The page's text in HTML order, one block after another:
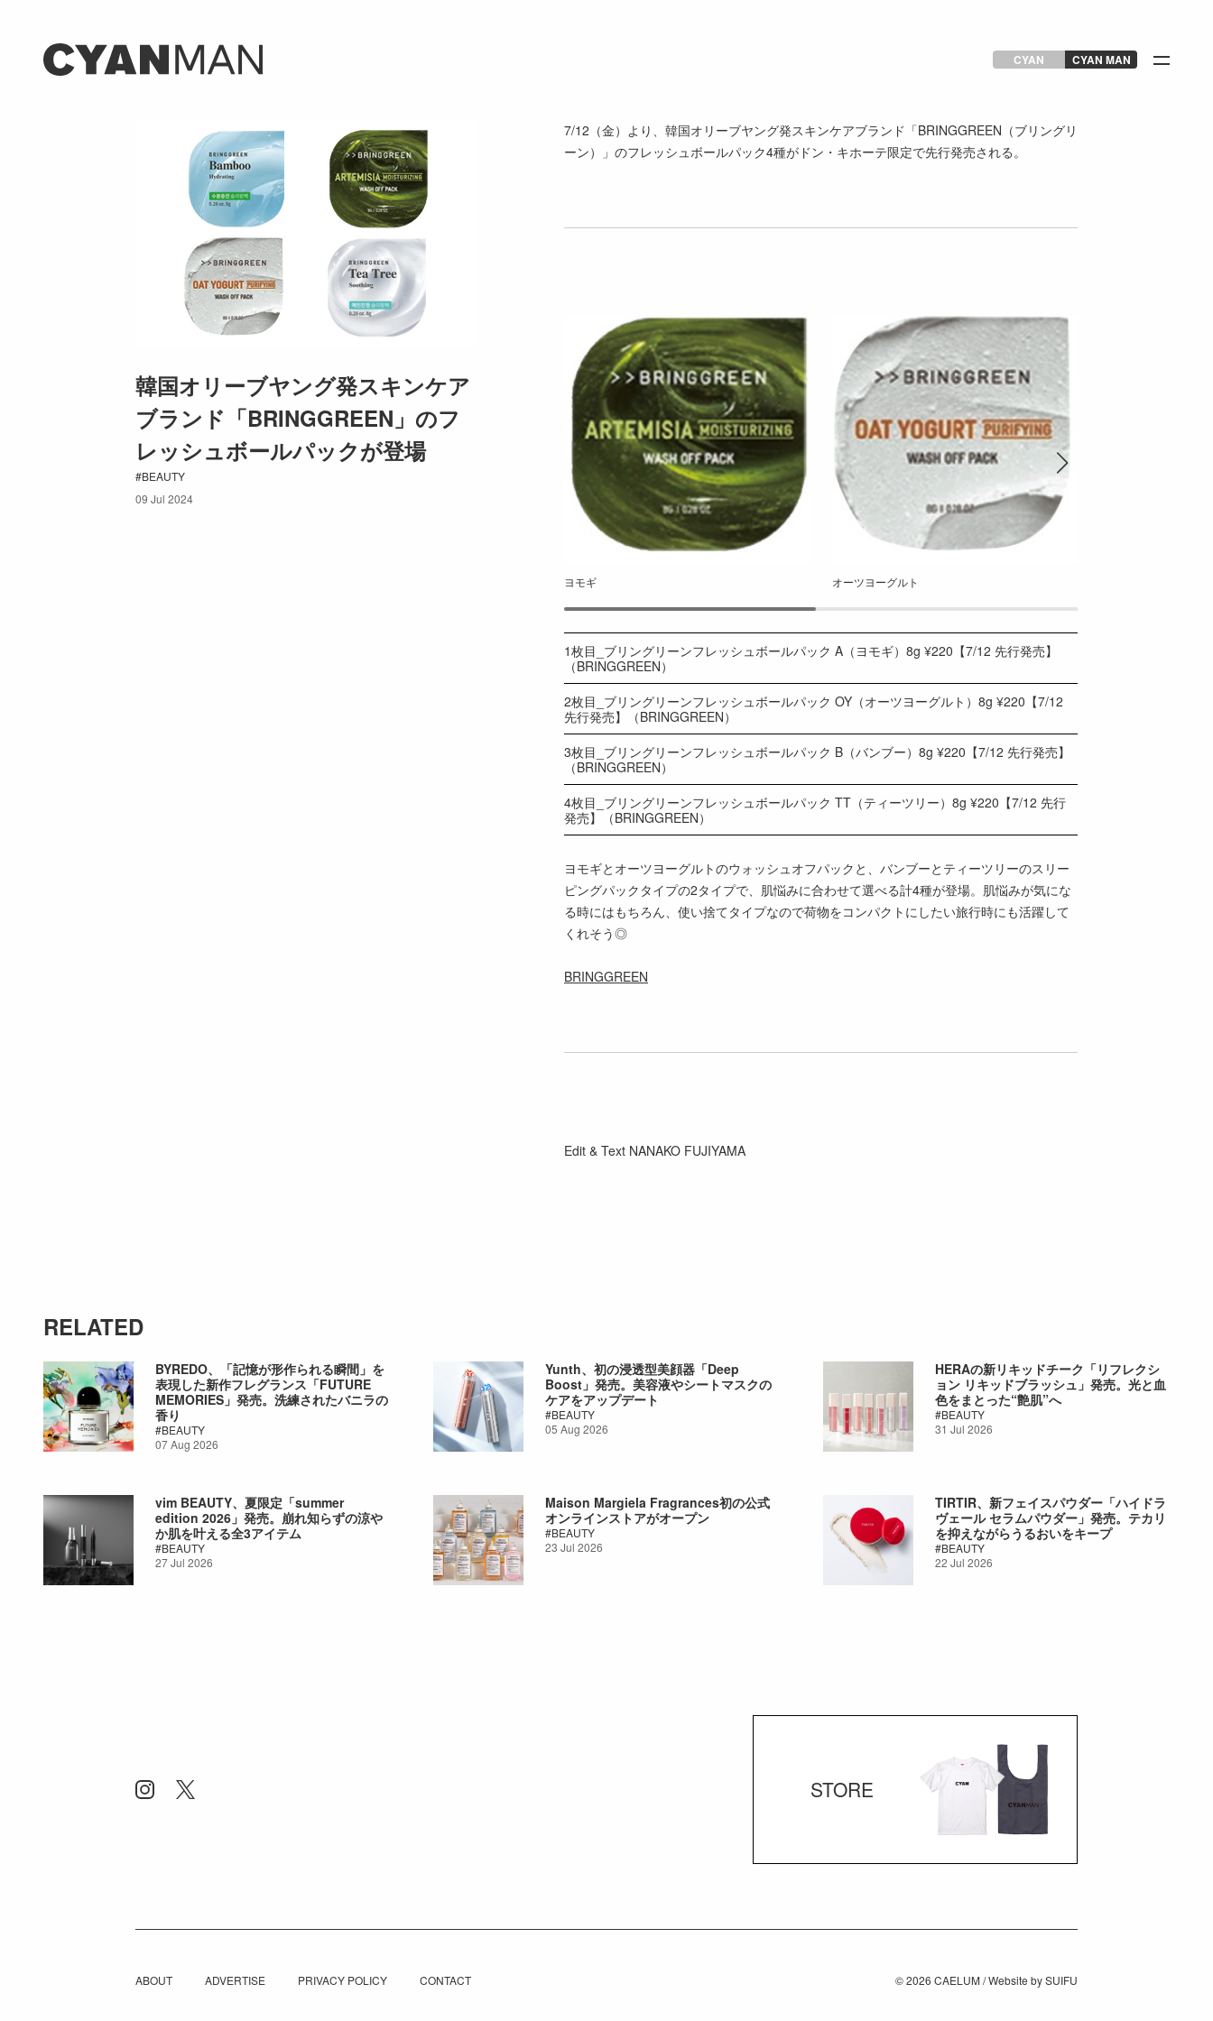
CYAN CYAN MAN
韓国オリーブヤング発スキンケア
ブランド「BRINGGREEN」のフ
レッシュボールパックが登場
BEAUTY
09 Jul 2024
7/12（金）より、韓国オリーブヤング発スキンケアブランド「BRINGGREEN（ブリングリ
ーン）」のフレッシュボールパック4種がドン・キホーテ限定で先⾏発売される。
ヨモギ オーツヨーグルト
1枚目_ブリングリーンフレッシュボールパック A（ヨモギ）8g ¥220【7/12 先行発売】
（BRINGGREEN）
2枚目_ブリングリーンフレッシュボールパック OY（オーツヨーグルト）8g ¥220【7/12
先行発売】（BRINGGREEN）
3枚目_ブリングリーンフレッシュボールパック B（バンブー）8g ¥220【7/12 先行発売】
（BRINGGREEN）
4枚目_ブリングリーンフレッシュボールパック TT（ティーツリー）8g ¥220【7/12 先行
発売】（BRINGGREEN）
ヨモギとオーツヨーグルトのウォッシュオフパックと、バンブーとティーツリーのスリー
ピングパックタイプの2タイプで、肌悩みに合わせて選べる計4種が登場。肌悩みが気にな
る時にはもちろん、使い捨てタイプなので荷物をコンパクトにしたい旅行時にも活躍して
くれそう◎
BRINGGREEN
Edit & Text NANAKO FUJIYAMA
RELATED
BYREDO、「記憶が形作られる瞬間」を
表現した新作フレグランス「FUTURE
MEMORIES」発売。洗練されたバニラの
香り
BEAUTY
07 Aug 2026
Yunth、初の浸透型美顔器「Deep
Boost」発売。美容液やシートマスクの
ケアをアップデート
BEAUTY
05 Aug 2026
HERAの新リキッドチーク「リフレクシ
ョン リキッドブラッシュ」発売。光と血
色をまとった“艶肌”へ
BEAUTY
31 Jul 2026
vim BEAUTY、夏限定「summer
edition 2026」発売。崩れ知らずの涼や
か肌を叶える全3アイテム
BEAUTY
27 Jul 2026
Maison Margiela Fragrances初の公式
オンラインストアがオープン
BEAUTY
23 Jul 2026
TIRTIR、新フェイスパウダー「ハイドラ
ヴェール セラムパウダー」発売。テカリ
を抑えながらうるおいをキープ
BEAUTY
22 Jul 2026
STORE
ABOUT ADVERTISE PRIVACY POLICY CONTACT © 2026 CAELUM/ Website bySUIFU